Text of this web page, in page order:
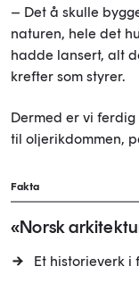
– Det å skulle
naturen, hele det
hadde lansert, alt
krefter som styrer.
Dermed er vi
til oljerikdommen,
Fakta
«Norsk
Et historieverk i